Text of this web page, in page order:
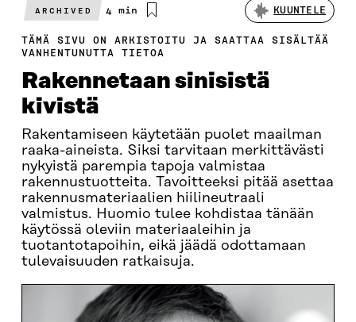
ARCHIVED
Arvioitu
4 min KUUNTELE
TÄMÄ SIVU ON ARKISTOITU JA SAATTAA SISÄLTÄÄ
VANHENTUNUTTA TIETOA
Rakennetaan sinisistä
kivistä
Rakentamiseen käytetään puolet maailman
raaka-aineista. Siksi tarvitaan merkittävästi
nykyistä parempia tapoja valmistaa
rakennustuotteita. Tavoitteeksi pitää asettaa
rakennusmateriaalien hiilineutraali
valmistus. Huomio tulee kohdistaa tänään
käytössä oleviin materiaaleihin ja
tuotantotapoihin, eikä jäädä odottamaan
tulevaisuuden ratkaisuja.